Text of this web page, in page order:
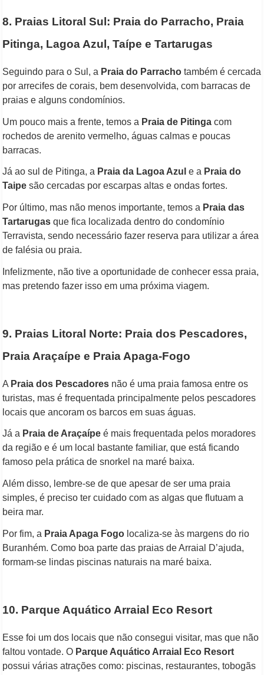
8. Praias Litoral Sul: Praia do Parracho, Praia
Pitinga, Lagoa Azul, Taípe e Tartarugas
Seguindo para o Sul, a Praia do Parracho também é cercada
por arrecifes de corais, bem desenvolvida, com barracas de
praias e alguns condomínios.
Um pouco mais a frente, temos a Praia de Pitinga com
rochedos de arenito vermelho, águas calmas e poucas
barracas.
Já ao sul de Pitinga, a Praia da Lagoa Azul e a Praia do
Taipe são cercadas por escarpas altas e ondas fortes.
Por último, mas não menos importante, temos a Praia das
Tartarugas que fica localizada dentro do condomínio
Terravista, sendo necessário fazer reserva para utilizar a área
de falésia ou praia.
Infelizmente, não tive a oportunidade de conhecer essa praia,
mas pretendo fazer isso em uma próxima viagem.
9. Praias Litoral Norte: Praia dos Pescadores,
Praia Araçaípe e Praia Apaga-Fogo
A Praia dos Pescadores não é uma praia famosa entre os
turistas, mas é frequentada principalmente pelos pescadores
locais que ancoram os barcos em suas águas.
Já a Praia de Araçaípe é mais frequentada pelos moradores
da região e é um local bastante familiar, que está ficando
famoso pela prática de snorkel na maré baixa.
Além disso, lembre-se de que apesar de ser uma praia
simples, é preciso ter cuidado com as algas que flutuam a
beira mar.
Por fim, a Praia Apaga Fogo localiza-se às margens do rio
Buranhém. Como boa parte das praias de Arraial D’ajuda,
formam-se lindas piscinas naturais na maré baixa.
10. Parque Aquático Arraial Eco Resort
Esse foi um dos locais que não consegui visitar, mas que não
faltou vontade. O Parque Aquático Arraial Eco Resort
possui várias atrações como: piscinas, restaurantes, tobogãs